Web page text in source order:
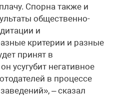
Спорна также и
общественно-
и
критерии и разные
принят в
усугубит негативное
в процессе
– сказал